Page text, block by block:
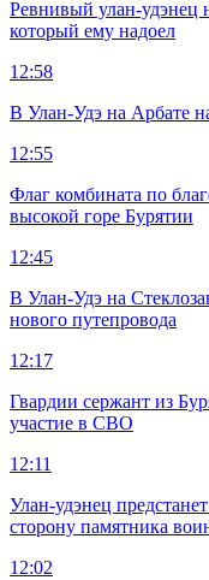
Ревнивый улан-удэнец
который ему надоел
12:58
В Улан-Удэ на Арбате
12:55
Флаг комбината по
высокой горе Бурятии
12:45
В Улан-Удэ на
нового путепровода
12:17
Гвардии сержант из
участие в СВО
12:11
Улан-удэнец
сторону памятника
12:02